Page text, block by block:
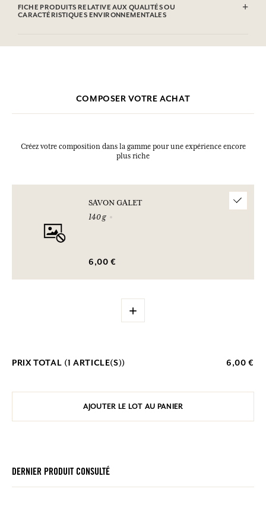
(Fragrance), Glycerin, Sodium Chloride, Sodium Hydroxide,
Etidronic Acid, Geraniol, Citronellol, Eugenol, Cinnamyl Alcohol, CI
FICHE PRODUITS RELATIVE AUX QUALITÉS OU
CARACTÉRISTIQUES ENVIRONNEMENTALES
COMPOSER VOTRE ACHAT
Créez votre composition dans la gamme pour une expérience encore
plus riche
SAVON GALET
140 g
6,00 €
+
PRIX TOTAL (1 ARTICLE(S)) 6,00 €
AJOUTER LE LOT AU PANIER
DERNIER PRODUIT CONSULTÉ